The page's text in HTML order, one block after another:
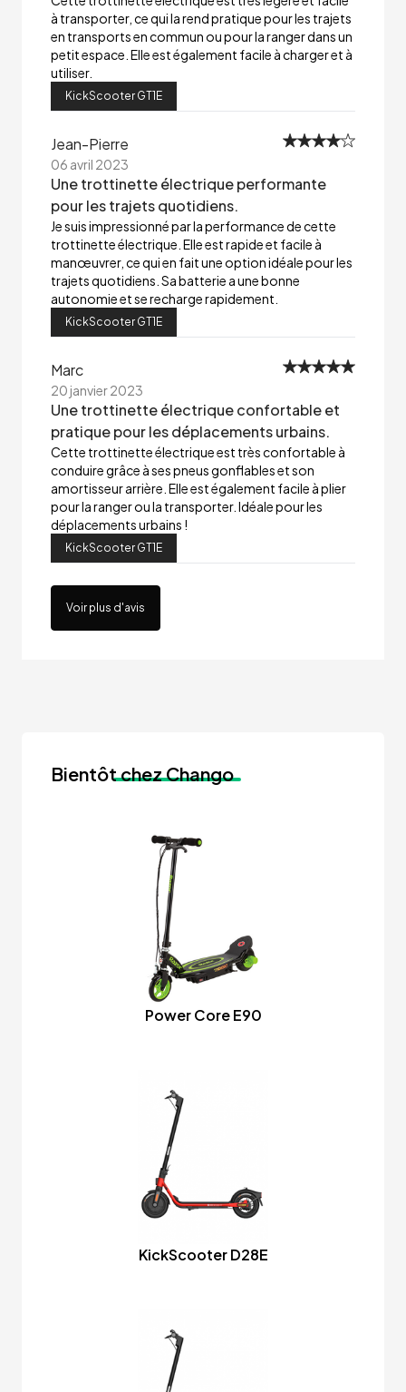
à transporter, ce qui la rend pratique pour les trajets
en transports en commun ou pour la ranger dans un
petit espace. Elle est également facile à charger et à
utiliser.
KickScooter GT1E
Jean-Pierre
06 avril 2023
Une trottinette électrique performante
pour les trajets quotidiens.
Je suis impressionné par la performance de cette
trottinette électrique. Elle est rapide et facile à
manœuvrer, ce qui en fait une option idéale pour les
trajets quotidiens. Sa batterie a une bonne
autonomie et se recharge rapidement.
KickScooter GT1E
Marc
20 janvier 2023
Une trottinette électrique confortable et
pratique pour les déplacements urbains.
Cette trottinette électrique est très confortable à
conduire grâce à ses pneus gonflables et son
amortisseur arrière. Elle est également facile à plier
pour la ranger ou la transporter. Idéale pour les
déplacements urbains !
KickScooter GT1E
Voir plus d'avis
Bientôtchez Chango
Power Core E90
KickScooter D28E